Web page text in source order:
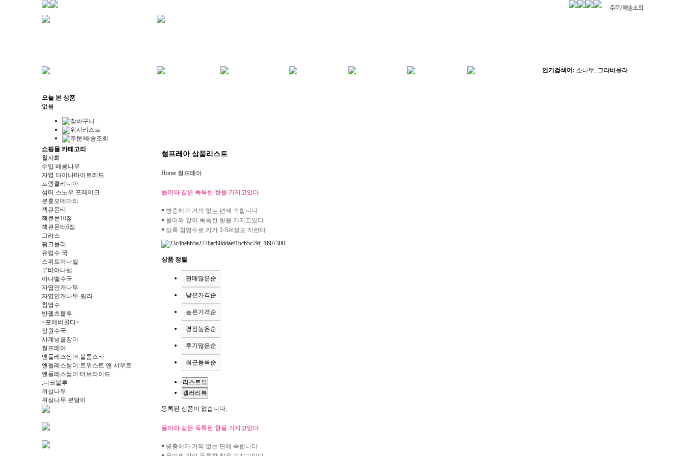
인기검색어: 소나무, 그라비올라
오늘 본 상품
없음
쇼핑몰 카테고리
칠자화
수입 배롱나무
자엽 다이나마이트레드
프랭클리니아
섬머 스노우 프레이크
분홍오데마리
잭큐몬티
잭큐몬10점
잭큐몬티6점
그라스
핑크뮬리
유럽수 국
스위트아나벨
루비아나벨
아나벨수국
자엽안개나무
자엽안개나무-릴라
침엽수
반펠츠블루
<포에버골디>
정원수국
사계넝쿨장미
썰프레아
엔들레스썸머:블룸스타
엔들레스썸머:트위스트 앤 샤우트
엔들레스썸머:더브라이드
.니코블루
위실나무
위실나무 분달이
썰프레아 상품리스트
Home 썰프레아
율마와 같은 독특한 향을 가지고있다
￭ 병충해가 거의 없는 편에 속합니다
￭ 율마와 같이 독특한 향을 가지고있다
￭ 상록 침엽수로 키가 3-5m정도 자란다
상품 정렬
판매많은순
낮은가격순
높은가격순
평점높은순
후기많은순
최근등록순
리스트뷰
갤러리뷰
등록된 상품이 없습니다.
율마와 같은 독특한 향을 가지고있다
￭ 병충해가 거의 없는 편에 속합니다